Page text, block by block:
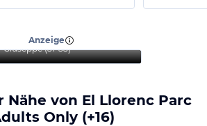
Anzeige
Giuseppe (51-55)
Nähe von El Llorenc Parc
Only (+16)